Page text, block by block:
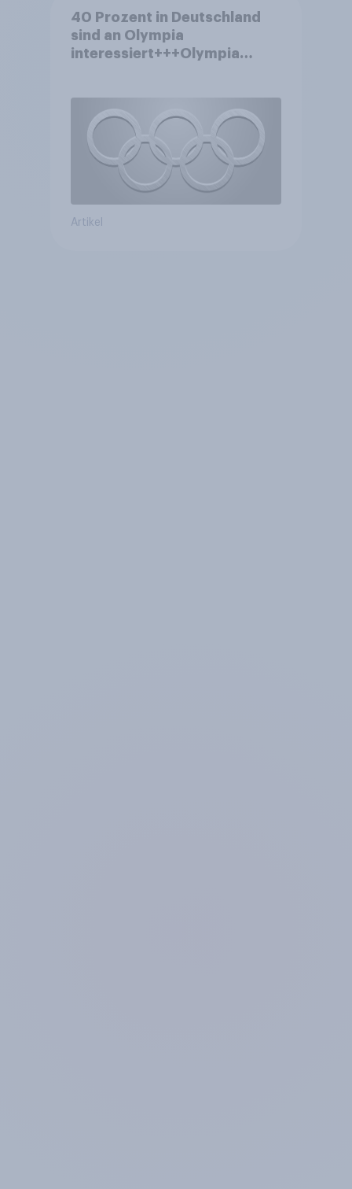
40 Prozent in Deutschland
sind an Olympia
interessiert+++Olympia
Ausrüstung+++Umsatz
rückläufig
Artikel